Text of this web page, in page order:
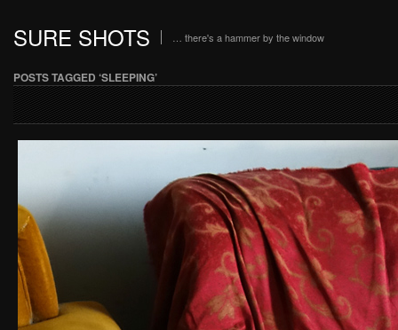
SURE SHOTS … there's a hammer by the window
POSTS TAGGED ‘SLEEPING’